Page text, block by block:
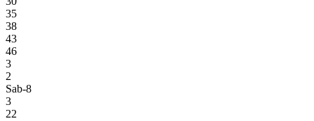
35
38
43
46
3
2
Sab-8
3
22